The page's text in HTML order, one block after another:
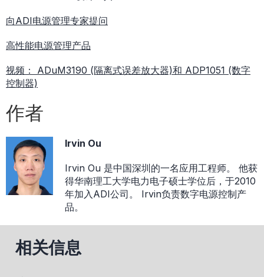
向ADI电源管理专家提问
高性能电源管理产品
视频： ADuM3190 (隔离式误差放大器)和 ADP1051 (数字
控制器)
作者
Irvin Ou
Irvin Ou 是中国深圳的一名应用工程师。 他获
得华南理工大学电力电子硕士学位后，于2010
年加入ADI公司。 Irvin负责数字电源控制产
品。
相关信息